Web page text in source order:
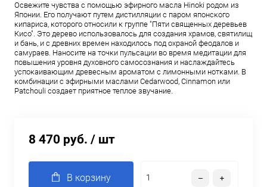
Освежите чувства с помощью эфирного масла Hinoki родом из
Японии. Его получают путем дистилляции с паром японского
кипариса, которого относили к группе "Пяти священных деревьев
Кисо". Это дерево использовалось для создания храмов, святилищ
и бань, и с древних времен находилось под охраной феодалов и
самураев. Наносите на точки пульсации во время медитации для
повышения уровня духовного самосознания и наслаждайтесь
успокаивающим древесным ароматом с лимонными нотками. В
комбинации с эфирными маслами Cedarwood, Cinnamon или
Patchouli создает приятное теплое звучание.
8 470 руб. / шт
В корзину